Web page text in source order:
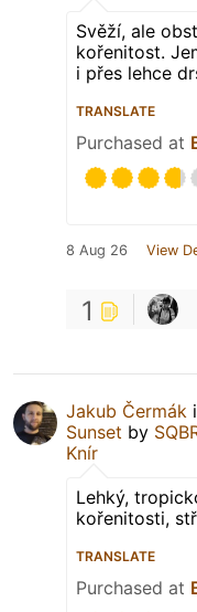
Svěží, ale
kořenitost.
i přes lehce
TRANSLATE
Purchased at
8 Aug 26 View
1
Jakub Čermák
Sunset by
Knír
Lehký,
kořenitosti,
TRANSLATE
Purchased at